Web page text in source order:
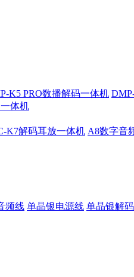
K5 PRO数播解码一体机
体机
K7解码耳放一体机 A8数字音
频线 单晶银电源线 单晶银解